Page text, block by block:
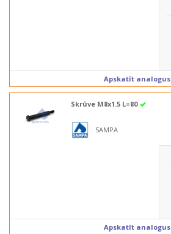
Apskatīt analogus
Skrūve M8x1.5 L=80
SAMPA
Apskatīt analogus